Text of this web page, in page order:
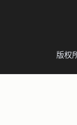
版权